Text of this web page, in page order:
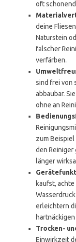
oft
deine
Naturstein
falscher
verfärben.
sind frei von
abbaubar.
ohne an
zum Beispiel
den
länger
kaufst,
erleichtern
Trocken-
Einwirkzeit